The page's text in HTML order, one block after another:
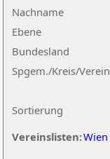
Nachname
Ebene
Sortierung
Bundesland
Spgem./Kreis/Verein
Vereinslisten:Wien